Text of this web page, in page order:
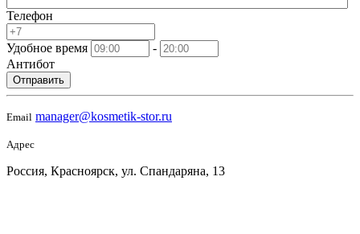
Телефон
Удобное время
-
Антибот
Отправить
Email manager@kosmetik-stor.ru
Адрес
Россия, Красноярск, ул. Спандаряна, 13